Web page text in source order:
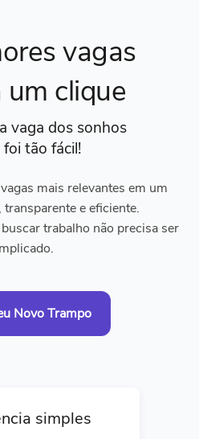
vagas
um clique
vaga dos sonhos
tão fácil!
mais relevantes em um
e eficiente.
trabalho não precisa ser
Novo Trampo
simples